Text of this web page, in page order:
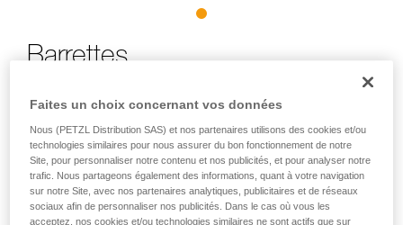
Barrettes
Barrettes de rechange pour crampons LYNX, SARKEN,
Barrettes de rechange pour les crampons LYNX, SARKEN,
VASAK et IRVIS. Elles sont aussi compatibles avec les
crampons DART pour les pointures du 38 au 49.
Faites un choix concernant vos données
Nous (PETZL Distribution SAS) et nos partenaires utilisons des cookies et/ou
technologies similaires pour nous assurer du bon fonctionnement de notre
Site, pour personnaliser notre contenu et nos publicités, et pour analyser notre
trafic. Nous partageons également des informations, quant à votre navigation
sur notre Site, avec nos partenaires analytiques, publicitaires et de réseaux
sociaux afin de personnaliser nos publicités. Dans le cas où vous les
acceptez, nos cookies et/ou technologies similaires ne sont actifs que sur